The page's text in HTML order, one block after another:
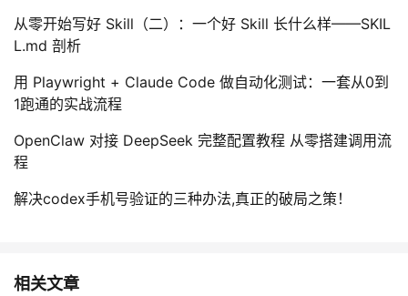
从零开始写好 Skill（二）：一个好 Skill 长什么样——SKIL
L.md 剖析
用 Playwright + Claude Code 做自动化测试：一套从0到
1跑通的实战流程
OpenClaw 对接 DeepSeek 完整配置教程 从零搭建调用流
程
解决codex手机号验证的三种办法,真正的破局之策！
相关文章